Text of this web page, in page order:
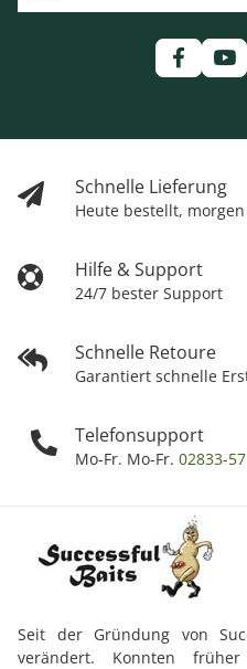
Schnelle Lieferung
Heute bestellt,
Hilfe & Support
24/7 bester Support
Schnelle Retoure
Garantiert schnelle
Telefonsupport
Mo-Fr. Mo-Fr. 02833-
Seit der Gründung von
verändert. Konnten